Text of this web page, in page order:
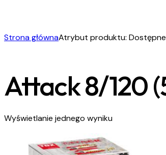
1
Strona głównaAtrybut produktu:
Attack 8/120
Wyświetlanie jednego wyniku